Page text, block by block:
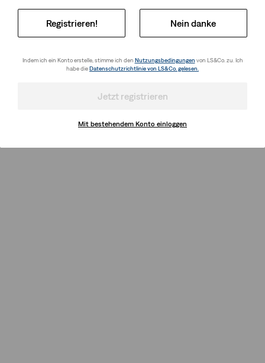
Registrieren! Nein danke
Indem ich ein Konto erstelle, stimme ich den Nutzungsbedingungen von LS&Co. zu. Ich
habe dieDatenschutzrichtlinie von LS&Co. gelesen.
Jetzt registrieren
Mit bestehendem Konto einloggen